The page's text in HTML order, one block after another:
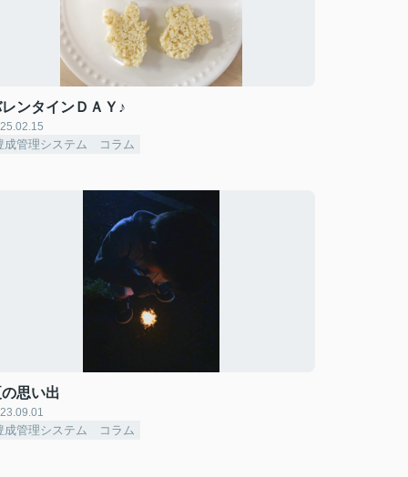
ンタインＤＡＹ♪
成管理システム コラム
思い出
成管理システム コラム